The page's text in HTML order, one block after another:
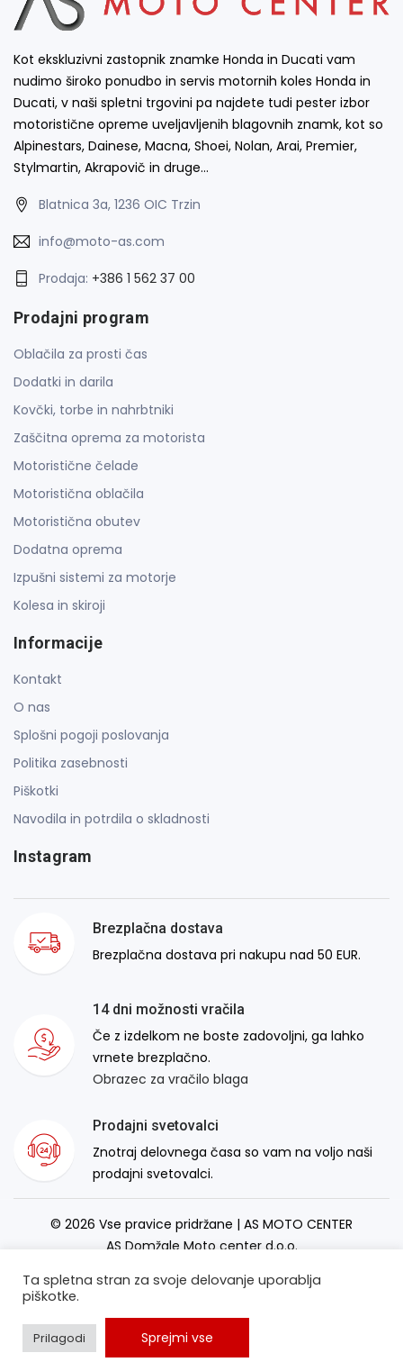
Kot ekskluzivni zastopnik znamke Honda in Ducati vam
nudimo široko ponudbo in servis motornih koles Honda in
Ducati, v naši spletni trgovini pa najdete tudi pester izbor
motoristične opreme uveljavljenih blagovnih znamk, kot so
Alpinestars, Dainese, Macna, Shoei, Nolan, Arai, Premier,
Stylmartin, Akrapovič in druge…
Blatnica 3a, 1236 OIC Trzin
info@moto-as.com
Prodaja: +386 1 562 37 00
Prodajni program
Oblačila za prosti čas
Dodatki in darila
Kovčki, torbe in nahrbtniki
Zaščitna oprema za motorista
Motoristične čelade
Motoristična oblačila
Motoristična obutev
Dodatna oprema
Izpušni sistemi za motorje
Kolesa in skiroji
Informacije
Kontakt
O nas
Splošni pogoji poslovanja
Politika zasebnosti
Piškotki
Navodila in potrdila o skladnosti
Instagram
Brezplačna dostava
Brezplačna dostava pri nakupu nad 50 EUR.
14 dni možnosti vračila
Če z izdelkom ne boste zadovoljni, ga lahko
vrnete brezplačno.
Obrazec za vračilo blaga
Prodajni svetovalci
Znotraj delovnega časa so vam na voljo naši
prodajni svetovalci.
© 2026 Vse pravice pridržane | AS MOTO CENTER
AS Domžale Moto center d.o.o.
Ta spletna stran za svoje delovanje uporablja
piškotke.
Prilagodi Sprejmi vse